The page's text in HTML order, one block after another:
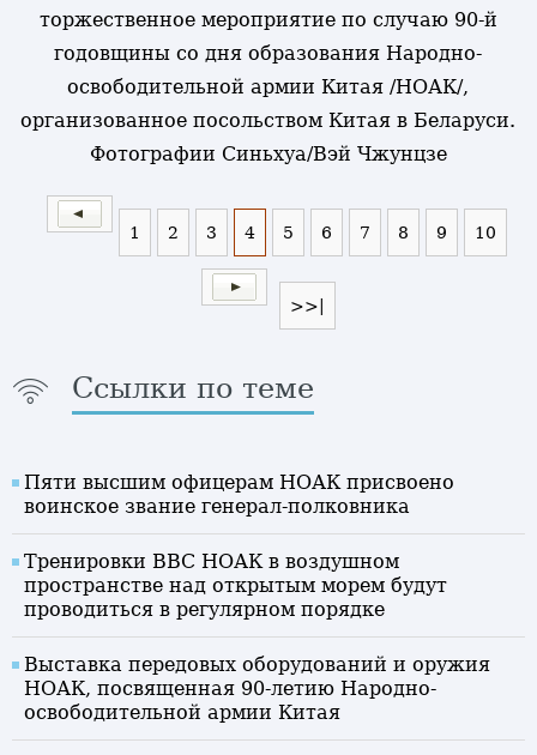
торжественное мероприятие по случаю 90-й
годовщины со дня образования Народно-
освободительной армии Китая /НОАК/,
организованное посольством Китая в Беларуси.
Фотографии Синьхуа/Вэй Чжунцзе
1 2 3 4 5 6 7 8 9 10
>>|
Ссылки по теме
Пяти высшим офицерам НОАК присвоено
воинское звание генерал-полковника
Тренировки ВВС НОАК в воздушном
пространстве над открытым морем будут
проводиться в регулярном порядке
Выставка передовых оборудований и оружия
НОАК, посвященная 90-летию Народно-
освободительной армии Китая